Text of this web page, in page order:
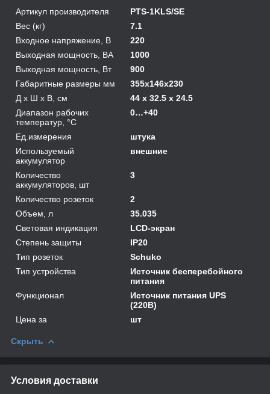
Артикул производителя
PTS-1KLS/SE
Вес (кг)
7.1
Входное напряжение, В
220
Выходная мощность, ВА
1000
Выходная мощность, Вт
900
Габаритные размеры мм
355х146х230
Д х Ш х В, см
44 x 32.5 x 24.5
Диапазон рабочих
температур, °С
0…+40
Ед.измерения
штука
Используемый
аккумулятор
внешние
Количество
аккумуляторов, шт
3
Количество розеток
2
Объем, л
35.035
Световая индикация
LCD-экран
Степень защиты
IP20
Тип розеток
Schuko
Тип устройства
Источник бесперебойного
питания
Функционал
Источник питания UPS
(220В)
Цена за
шт
Скрыть
Условия доставки